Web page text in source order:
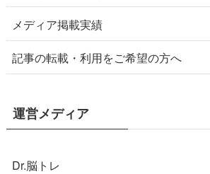
メディア掲載実績
記事の転載・利用をご希望の方へ
運営メディア
Dr.脳トレ